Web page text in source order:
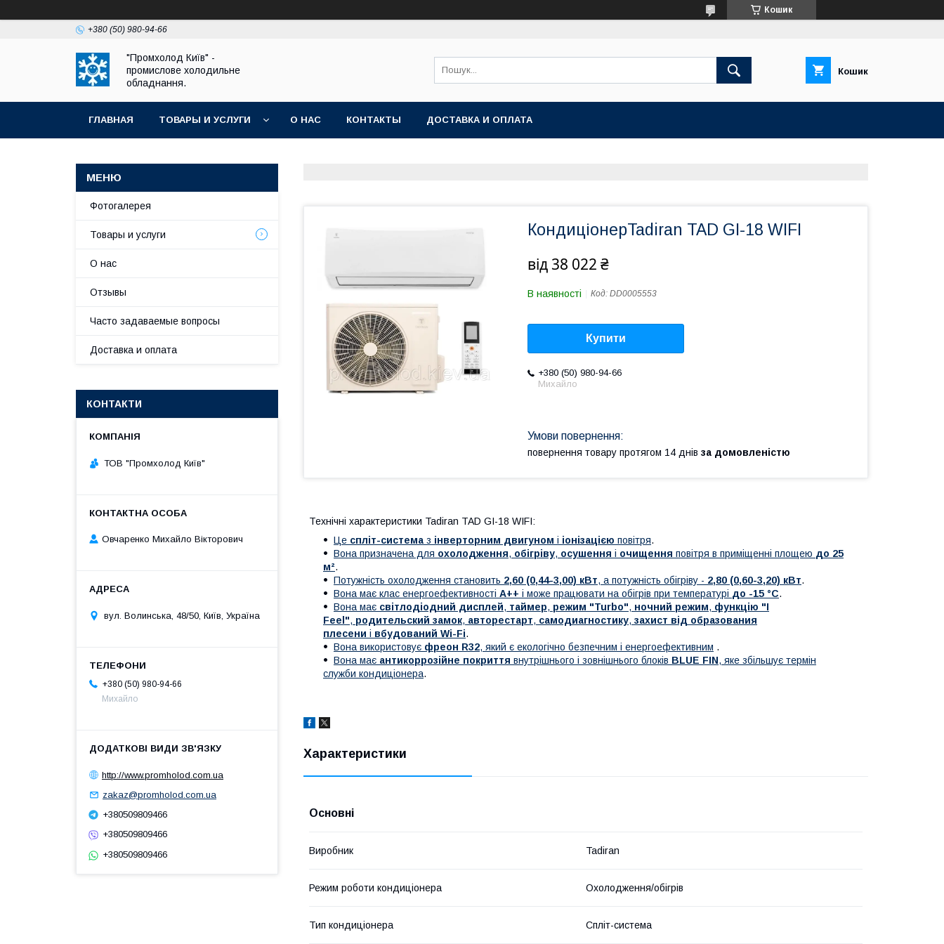
Кошик
+380 (50) 980-94-66
"Промхолод Київ" -
промислове холодильне
обладнання.
Кошик
ГЛАВНАЯ ТОВАРЫ И УСЛУГИ О НАС КОНТАКТЫ ДОСТАВКА И ОПЛАТА
КондиціонерTadiran TAD GI-18 WIFI
від 38 022 ₴
В наявності Код: DD0005553
Купити
+380 (50) 980-94-66
Михайло
повернення товару протягом 14 днів за домовленістю
Технічні характеристики Tadiran TAD GI-18 WIFI:
Це спліт-система з інверторним двигуном і іонізацією повітря.
Вона призначена для охолодження, обігріву, осушення і очищення повітря в приміщенні площею до 25
м².
Потужність охолодження становить 2,60 (0,44-3,00) кВт, а потужність обігріву - 2,80 (0,60-3,20) кВт.
Вона має клас енергоефективності А++ і може працювати на обігрів при температурі до -15 °C.
Вона має світлодіодний дисплей, таймер, режим "Turbo", ночний режим, функцію "I
Feel", родительский замок, авторестарт, самодиагностику, захист від образования
плесени і вбудований Wi-Fi.
Вона використовує фреон R32, який є екологічно безпечним і енергоефективним .
Вона має антикоррозійне покриття внутрішнього і зовнішнього блоків BLUE FIN, яке збільшує термін
служби кондиціонера.
Характеристики
Основні
Виробник Tadiran
Режим роботи кондиціонера Охолодження/обігрів
Тип кондиціонера Спліт-система
Фотогалерея
Товары и услуги
О нас
Отзывы
Часто задаваемые вопросы
Доставка и оплата
КОНТАКТИ
ТОВ "Промхолод Київ"
Овчаренко Михайло Вікторович
вул. Bолинська, 48/50, Київ, Україна
+380 (50) 980-94-66
Михайло
http://www.promholod.com.ua
zakaz@promholod.com.ua
+380509809466
+380509809466
+380509809466